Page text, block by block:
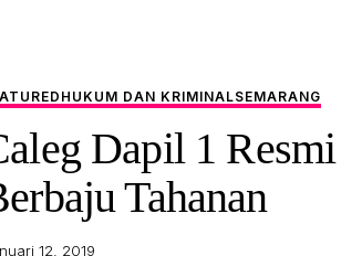
HUKUM DAN KRIMINALSEMARANG
Dapil 1 Resmi
Tahanan
12, 2019